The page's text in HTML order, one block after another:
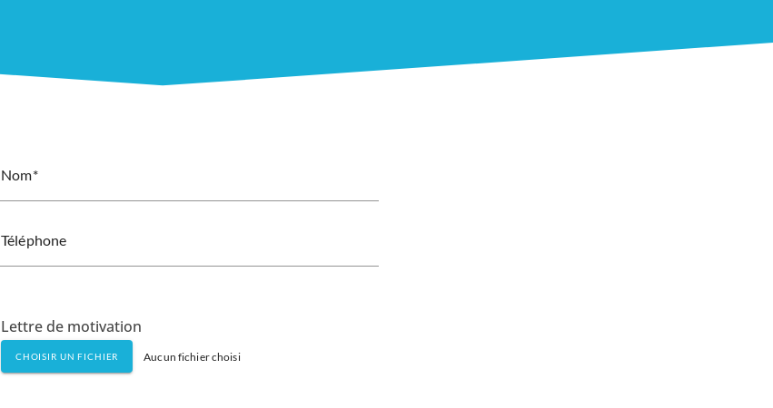
Nom
Téléphone
Lettre de motivation
CHOISIR UN FICHIER Aucun fichier choisi